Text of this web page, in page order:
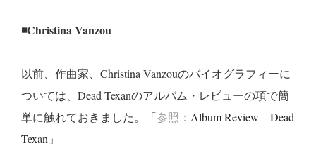
◾️Christina Vanzou
以前、作曲家、Christina Vanzouのバイオグラフィーに
ついては、Dead Texanのアルバム・レビューの項で簡
単に触れておきました。「参照： Album Review Dead
Texan 」